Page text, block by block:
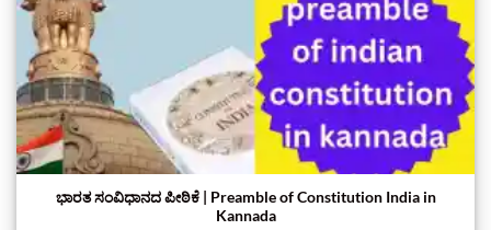
ಭಾರತ ಸಂವಿಧಾನದ ಪೀಠಿಕೆ | Preamble of Constitution India in
Kannada